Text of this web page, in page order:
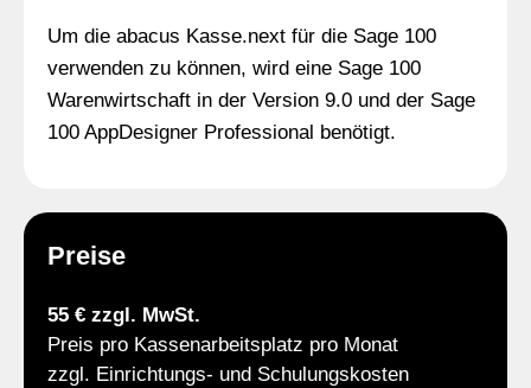
Um die abacus Kasse.next für die Sage 100
verwenden zu können, wird eine Sage 100
Warenwirtschaft in der Version 9.0 und der Sage
100 AppDesigner Professional benötigt.
Preise
55 € zzgl. MwSt.
Preis pro Kassenarbeitsplatz pro Monat
zzgl. Einrichtungs- und Schulungskosten